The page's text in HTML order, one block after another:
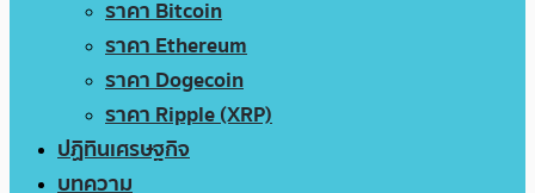
ราคา Bitcoin
ราคา Ethereum
ราคา Dogecoin
ราคา Ripple (XRP)
ปฏิทินเศรษฐกิจ
บทความ